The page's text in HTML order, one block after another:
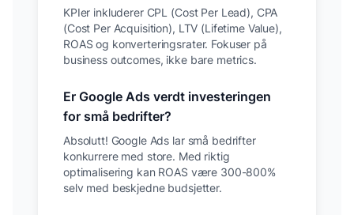
KPIer inkluderer CPL (Cost Per Lead), CPA
(Cost Per Acquisition), LTV (Lifetime Value),
ROAS og konverteringsrater. Fokuser på
business outcomes, ikke bare metrics.
Er Google Ads verdt investeringen
for små bedrifter?
Absolutt! Google Ads lar små bedrifter
konkurrere med store. Med riktig
optimalisering kan ROAS være 300-800%
selv med beskjedne budsjetter.